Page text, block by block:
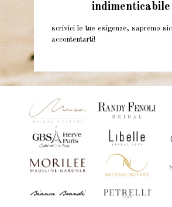
indimenticabile
scrivici le tue esigenze, sapremo
accontentarti!